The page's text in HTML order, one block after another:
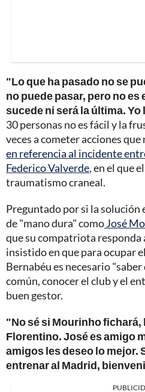
"Lo que ha pasado no se
no puede pasar, pero no es
sucede ni será la última. Yo
30 personas no es fácil y la
veces a cometer acciones
en referencia al incidente
Federico Valverde, en el que
traumatismo craneal.
Preguntado por si la solución
de "mano dura" comoJosé
que su compatriota responda
insistido en que para ocupar
Bernabéu es necesario
común, conocer el club y el
buen gestor.
"No sé si Mourinho fichará,
Florentino. José es amigo
amigos les deseo lo mejor.
entrenar al Madrid,